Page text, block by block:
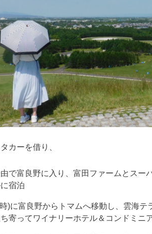
カーを借り、
で富良野に入り、富田ファームとスー
宿泊
)に富良野からトマムへ移動し、雲海テ
寄ってワイナリーホテル＆コンドミニ